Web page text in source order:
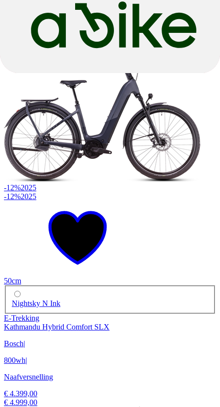
Naafversnelling
€ 3.099,00
-12%2025
-12%2025
50cm
Nightsky N Ink
E-Trekking
Kathmandu Hybrid Comfort SLX
Bosch|
800wh|
Naafversnelling
€ 4.399,00
€ 4.999,00